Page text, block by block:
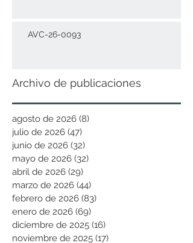
AVC-26-0093
Archivo de publicaciones
agosto de 2026 (8)
julio de 2026 (47)
junio de 2026 (32)
mayo de 2026 (32)
abril de 2026 (29)
marzo de 2026 (44)
febrero de 2026 (83)
enero de 2026 (69)
diciembre de 2025 (16)
noviembre de 2025 (17)